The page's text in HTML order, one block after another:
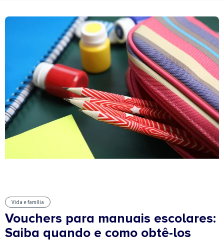
Vida e família
Vouchers para manuais escolares:
Saiba quando e como obtê-los